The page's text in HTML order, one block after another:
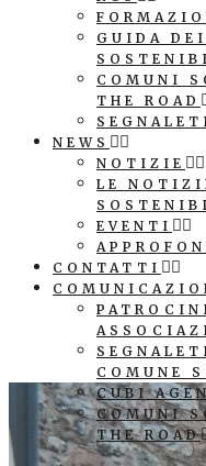
GUIDA
COMUNI
THE ROAD
NEWS
NOTIZIE
LE
EVENTI
CONTATTI
COMUNE
CUBI
COMUNI
THE ROAD